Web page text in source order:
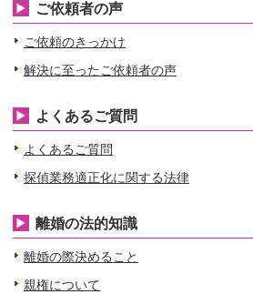
ご依頼者の声
ご依頼のきっかけ
解決に至ったご依頼者の声
よくあるご質問
よくあるご質問
探偵業務適正化に関する法律
離婚の法的知識
離婚の際決めること
親権について